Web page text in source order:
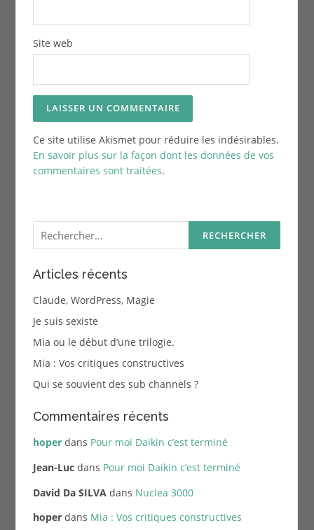
Site web
Ce site utilise Akismet pour réduire les indésirables.
En savoir plus sur la façon dont les données de vos
commentaires sont traitées.
Rechercher :
Articles récents
Claude, WordPress, Magie
Je suis sexiste
Mia ou le début d’une trilogie.
Mia : Vos critiques constructives
Qui se souvient des sub channels ?
Commentaires récents
hoperdans Pour moi Daikin c’est terminé
Jean-Lucdans Pour moi Daikin c’est terminé
David Da SILVA dans Nuclea 3000
hoperdans Mia : Vos critiques constructives